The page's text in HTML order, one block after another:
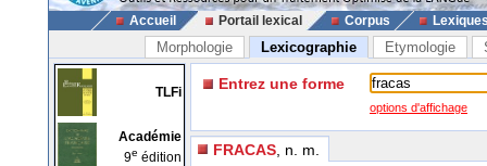
Accueil Portail lexical Corpus
Morphologie Lexicographie Etymologie
TLFi
Académie
9e édition
Entrez une forme
options d'affichage
FRACAS , n. m.